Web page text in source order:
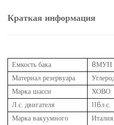
Краткая информация
Емкость бака
8МУП
Материал резервуара
Марка шасси
ХОВО
Л.с. двигателя
116л.с.
Марка вакуумного